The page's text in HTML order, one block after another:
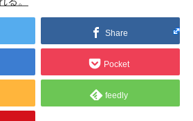
Share
Pocket
feedly